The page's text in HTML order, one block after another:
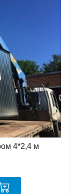
4*2,4 м